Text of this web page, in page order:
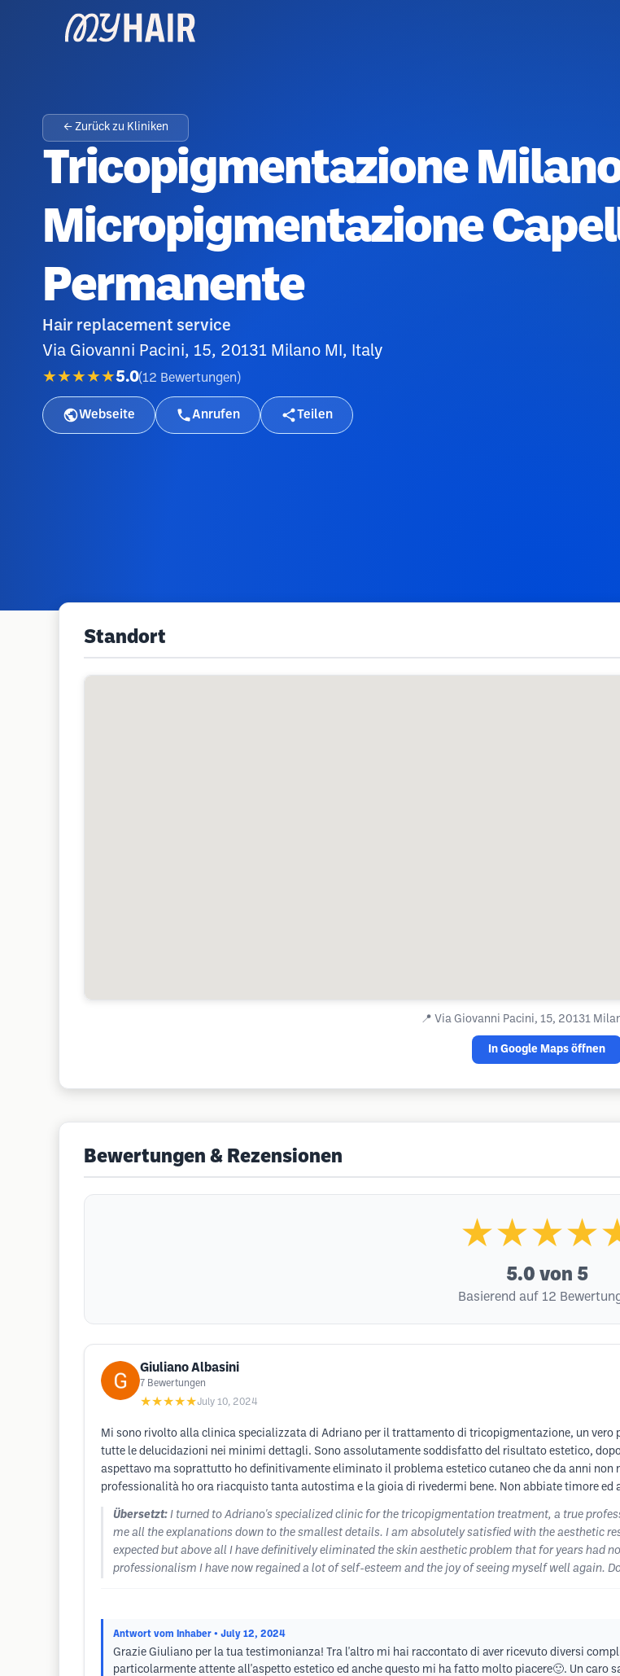
← Zurück zu Kliniken
Tricopigmentazione
Micropigmentazione
Permanente
Hair replacement service
Via Giovanni Pacini, 15, 20131 Milano MI, Italy
★★★★★5.0(12 Bewertungen )
Webseite Anrufen Teilen
Standort
📍 Via Giovanni Pacini, 15, 20131
In Google Maps öffnen
Bewertungen & Rezensionen
5.0 von 5
Basierend auf 12
Giuliano Albasini
7 Bewertungen
★★★★★July 10, 2024
Mi sono rivolto alla clinica specializzata di Adriano per il trattamento di tricopigmentazione, un
tutte le delucidazioni nei minimi dettagli. Sono assolutamente soddisfatto del risultato estetico,
aspettavo ma soprattutto ho definitivamente eliminato il problema estetico cutaneo che da anni non
professionalità ho ora riacquisto tanta autostima e la gioia di rivedermi bene. Non abbiate timore
Übersetzt: I turned to Adriano's specialized clinic for the tricopigmentation treatment, a true
me all the explanations down to the smallest details. I am absolutely satisfied with the aesthetic
expected but above all I have definitively eliminated the skin aesthetic problem that for years had
professionalism I have now regained a lot of self-esteem and the joy of seeing myself well again.
Antwort vom Inhaber • July 12, 2024
Grazie Giuliano per la tua testimonianza! Tra l'altro mi hai raccontato di aver ricevuto diversi
particolarmente attente all'aspetto estetico ed anche questo mi ha fatto molto piacere🙂. Un caro